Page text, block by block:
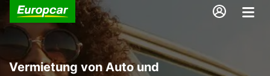
Vermietung von Auto und